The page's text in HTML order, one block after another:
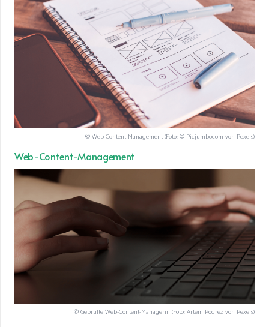
© Web-Content-Management (Foto: © Picjumbocom von Pexels)
Web-Content-Management
© Geprüfte Web-Content-Managerin (Foto: Artem Podrez von Pexels)